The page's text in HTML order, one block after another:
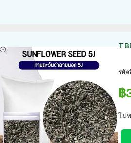
รหัส
฿
ไม่